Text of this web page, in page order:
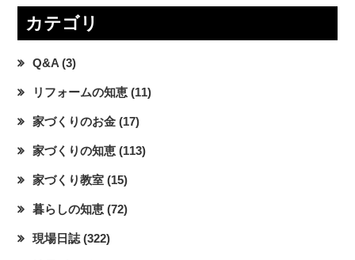
カテゴリ
Q&A (3)
リフォームの知恵 (11)
家づくりのお金 (17)
家づくりの知恵 (113)
家づくり教室 (15)
暮らしの知恵 (72)
現場日誌 (322)